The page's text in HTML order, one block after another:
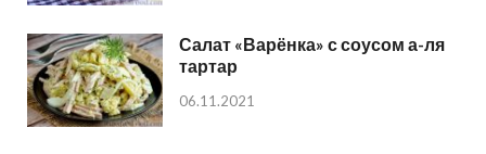
Салат «Варёнка» с соусом а-ля
тартар
06.11.2021